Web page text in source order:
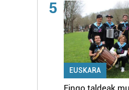
5
EUSKARA
Eingo taldeak